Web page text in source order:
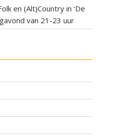
en (Alt)Country in ‘De
van 21-23 uur